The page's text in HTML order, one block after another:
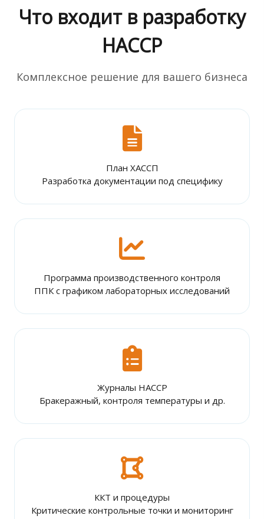
Что входит в разработку
HACCP
Комплексное решение для вашего бизнеса
План ХАССП
Разработка документации под специфику
Программа производственного контроля
ППК с графиком лабораторных исследований
Журналы HACCP
Бракеражный, контроля температуры и др.
ККТ и процедуры
Критические контрольные точки и мониторинг